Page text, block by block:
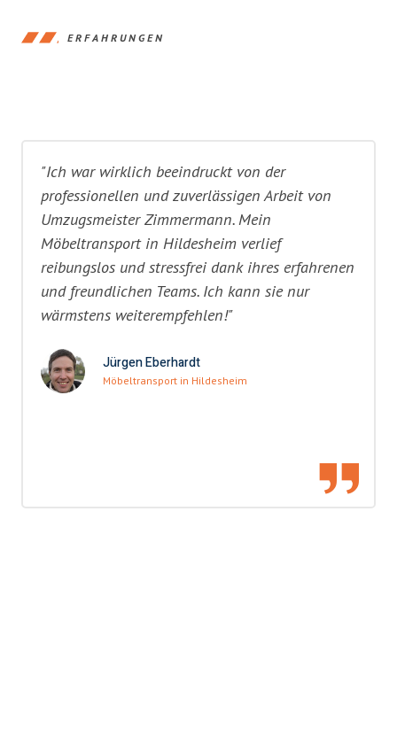
ERFAHRUNGEN
"Ich war wirklich beeindruckt von der
professionellen und zuverlässigen Arbeit von
Umzugsmeister Zimmermann. Mein
Möbeltransport in Hildesheim verlief
reibungslos und stressfrei dank ihres erfahrenen
und freundlichen Teams. Ich kann sie nur
wärmstens weiterempfehlen!"
Jürgen Eberhardt
Möbeltransport in Hildesheim